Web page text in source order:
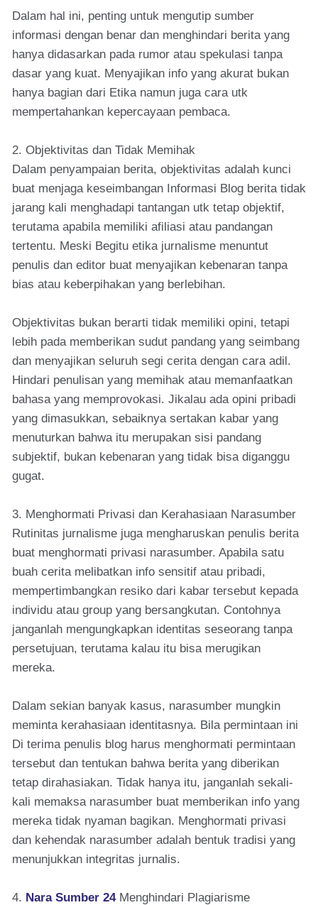
Dalam hal ini, penting untuk mengutip sumber
informasi dengan benar dan menghindari berita yang
hanya didasarkan pada rumor atau spekulasi tanpa
dasar yang kuat. Menyajikan info yang akurat bukan
hanya bagian dari Etika namun juga cara utk
mempertahankan kepercayaan pembaca.
2. Objektivitas dan Tidak Memihak
Dalam penyampaian berita, objektivitas adalah kunci
buat menjaga keseimbangan Informasi Blog berita tidak
jarang kali menghadapi tantangan utk tetap objektif,
terutama apabila memiliki afiliasi atau pandangan
tertentu. Meski Begitu etika jurnalisme menuntut
penulis dan editor buat menyajikan kebenaran tanpa
bias atau keberpihakan yang berlebihan.
Objektivitas bukan berarti tidak memiliki opini, tetapi
lebih pada memberikan sudut pandang yang seimbang
dan menyajikan seluruh segi cerita dengan cara adil.
Hindari penulisan yang memihak atau memanfaatkan
bahasa yang memprovokasi. Jikalau ada opini pribadi
yang dimasukkan, sebaiknya sertakan kabar yang
menuturkan bahwa itu merupakan sisi pandang
subjektif, bukan kebenaran yang tidak bisa diganggu
gugat.
3. Menghormati Privasi dan Kerahasiaan Narasumber
Rutinitas jurnalisme juga mengharuskan penulis berita
buat menghormati privasi narasumber. Apabila satu
buah cerita melibatkan info sensitif atau pribadi,
mempertimbangkan resiko dari kabar tersebut kepada
individu atau group yang bersangkutan. Contohnya
janganlah mengungkapkan identitas seseorang tanpa
persetujuan, terutama kalau itu bisa merugikan
mereka.
Dalam sekian banyak kasus, narasumber mungkin
meminta kerahasiaan identitasnya. Bila permintaan ini
Di terima penulis blog harus menghormati permintaan
tersebut dan tentukan bahwa berita yang diberikan
tetap dirahasiakan. Tidak hanya itu, janganlah sekali-
kali memaksa narasumber buat memberikan info yang
mereka tidak nyaman bagikan. Menghormati privasi
dan kehendak narasumber adalah bentuk tradisi yang
menunjukkan integritas jurnalis.
4. Nara Sumber 24Menghindari Plagiarisme